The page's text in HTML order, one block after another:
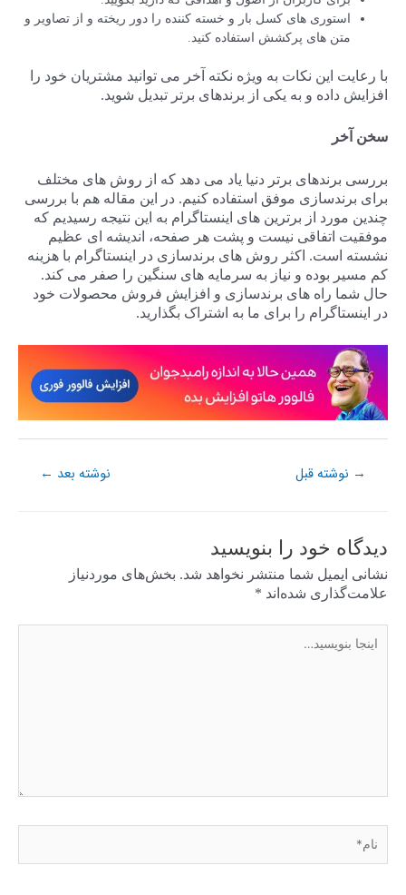
استوری های کسل بار و خسته کننده را دور ریخته و از تصاویر و
متن های پرکشش استفاده کنید.
با رعایت این نکات به ویژه نکته آخر می توانید مشتریان خود را
افزایش داده و به یکی از برندهای برتر تبدیل شوید.
سخن آخر
بررسی برندهای برتر دنیا یاد می دهد که از روش های مختلف
برای برندسازی موفق استفاده کنیم. در این مقاله هم با بررسی
چندین مورد از برترین های اینستاگرام به این نتیجه رسیدیم که
موفقیت اتفاقی نیست و پشت هر صفحه، اندیشه ای عظیم
نشسته است. اکثر روش های برندسازی در اینستاگرام با هزینه
کم مسیر بوده و نیاز به سرمایه های سنگین را صفر می کند.
حال شما راه های برندسازی و افزایش فروش محصولات خود
در اینستاگرام را برای ما به اشتراک بگذارید.
→ نوشته قبل نوشته بعد ←
دیدگاه‌ خود را بنویسید
نشانی ایمیل شما منتشر نخواهد شد. بخش‌های موردنیاز
علامت‌گذاری شده‌اند *
بنویسید…